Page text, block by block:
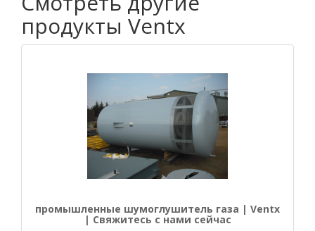
продукты Ventx
промышленные шумоглушитель газа | Ventx
| Свяжитесь с нами сейчас